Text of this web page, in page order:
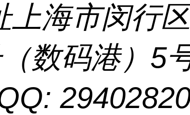
上海市闵行
数码港）5